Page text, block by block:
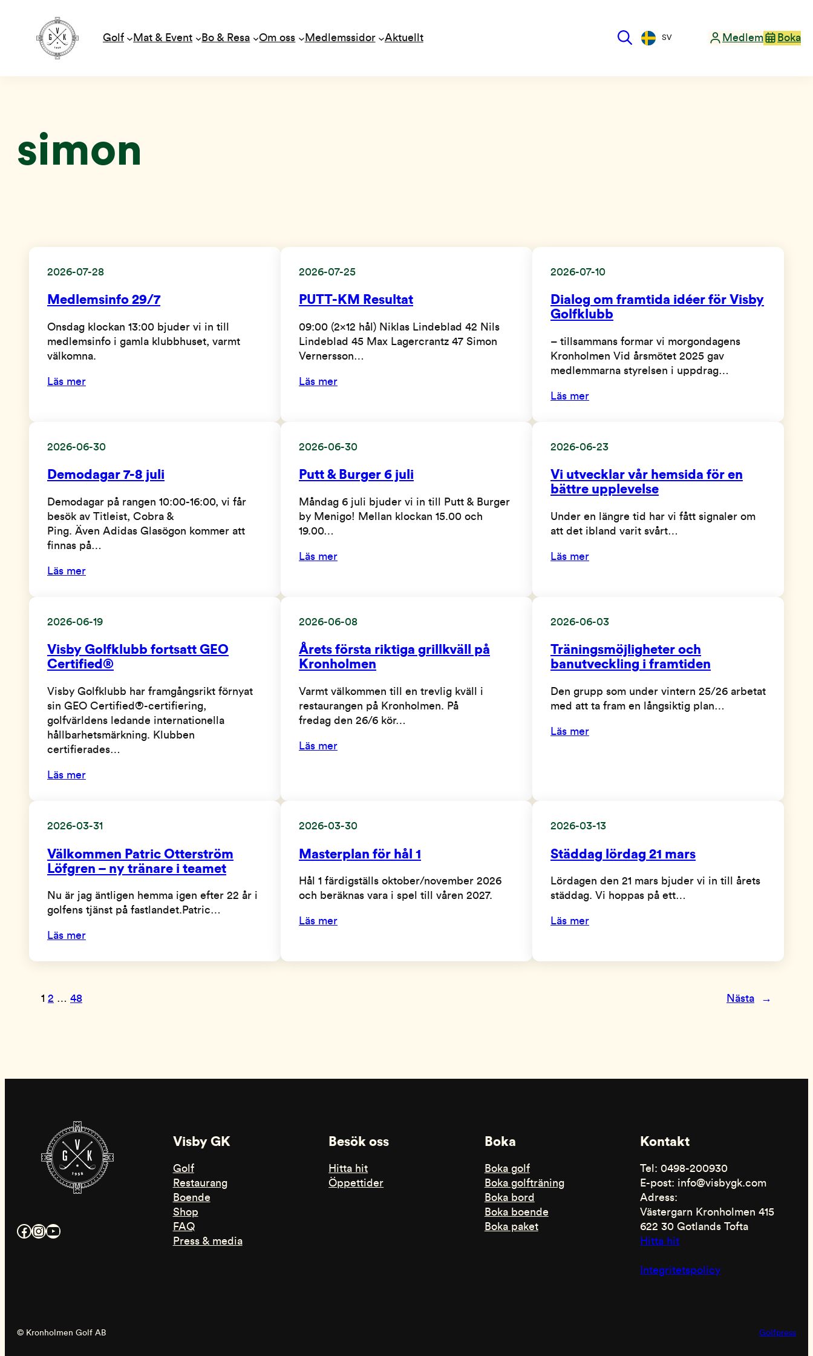
till
Golf Mat & Event Bo & Resa Om oss Medlemssidor Aktuellt SV Medlem Boka
simon
2026-07-28
Medlemsinfo 29/7
Onsdag klockan 13:00 bjuder vi in till
medlemsinfo i gamla klubbhuset, varmt
välkomna.
Läs mer
2026-07-25
PUTT-KM Resultat
09:00 (2×12 hål) Niklas Lindeblad 42 Nils
Lindeblad 45 Max Lagercrantz 47 Simon
Vernersson…
Läs mer
2026-07-10
Dialog om framtida idéer för Visby
Golfklubb
– tillsammans formar vi morgondagens
Kronholmen Vid årsmötet 2025 gav
medlemmarna styrelsen i uppdrag…
Läs mer
2026-06-30
Demodagar 7-8 juli
Demodagar på rangen 10:00-16:00, vi får
besök av Titleist, Cobra &
Ping. Även Adidas Glasögon kommer att
finnas på…
Läs mer
2026-06-30
Putt & Burger 6 juli
Måndag 6 juli bjuder vi in till Putt & Burger
by Menigo! Mellan klockan 15.00 och
19.00…
Läs mer
2026-06-23
Vi utvecklar vår hemsida för en
bättre upplevelse
Under en längre tid har vi fått signaler om
att det ibland varit svårt…
Läs mer
2026-06-19
Visby Golfklubb fortsatt GEO
Certified®
Visby Golfklubb har framgångsrikt förnyat
sin GEO Certified®-certifiering,
golfvärldens ledande internationella
hållbarhetsmärkning. Klubben
certifierades…
Läs mer
2026-06-08
Årets första riktiga grillkväll på
Kronholmen
Varmt välkommen till en trevlig kväll i
restaurangen på Kronholmen. På
fredag den 26/6 kör…
Läs mer
2026-06-03
Träningsmöjligheter och
banutveckling i framtiden
Den grupp som under vintern 25/26 arbetat
med att ta fram en långsiktig plan…
Läs mer
2026-03-31
Välkommen Patric Otterström
Löfgren – ny tränare i teamet
Nu är jag äntligen hemma igen efter 22 år i
golfens tjänst på fastlandet.Patric…
Läs mer
2026-03-30
Masterplan för hål 1
Hål 1 färdigställs oktober/november 2026
och beräknas vara i spel till våren 2027.
Läs mer
2026-03-13
Städdag lördag 21 mars
Lördagen den 21 mars bjuder vi in till årets
städdag. Vi hoppas på ett…
Läs mer
1 2 … 48 Nästa →
Facebook InstagramYouTube
Visby GK
Golf
Restaurang
Boende
Shop
FAQ
Press & media
Besök oss
Hitta hit
Öppettider
Boka
Boka golf
Boka golfträning
Boka bord
Boka boende
Boka paket
Kontakt
Tel: 0498-200930
E-post: info@visbygk.com
Adress:
Västergarn Kronholmen 415
622 30 Gotlands Tofta
Hitta hit
Integritetspolicy
© Kronholmen Golf AB Golfpress